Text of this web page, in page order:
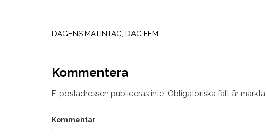
DAGENS MATINTAG, DAG FEM
Kommentera
E-postadressen publiceras inte. Obligatoriska fält är märkta
Kommentar